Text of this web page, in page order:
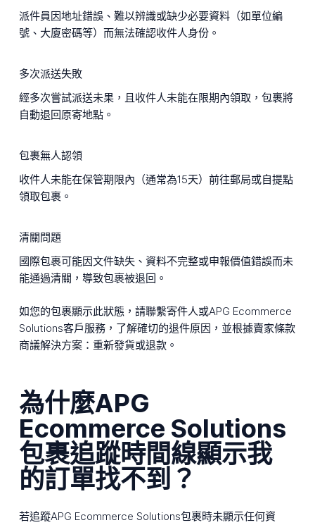
派件員因地址錯誤、難以辨識或缺少必要資料（如單位編
號、大廈密碼等）而無法確認收件人身份。
多次派送失敗
經多次嘗試派送未果，且收件人未能在限期內領取，包裹將
自動退回原寄地點。
包裹無人認領
收件人未能在保管期限內（通常為15天）前往郵局或自提點
領取包裹。
清關問題
國際包裹可能因文件缺失、資料不完整或申報價值錯誤而未
能通過清關，導致包裹被退回。
如您的包裹顯示此狀態，請聯繫寄件人或APG Ecommerce
Solutions客戶服務，了解確切的退件原因，並根據賣家條款
商議解決方案：重新發貨或退款。
為什麼APG
Ecommerce Solutions
包裹追蹤時間線顯示我
的訂單找不到？
若追蹤APG Ecommerce Solutions包裹時未顯示任何資